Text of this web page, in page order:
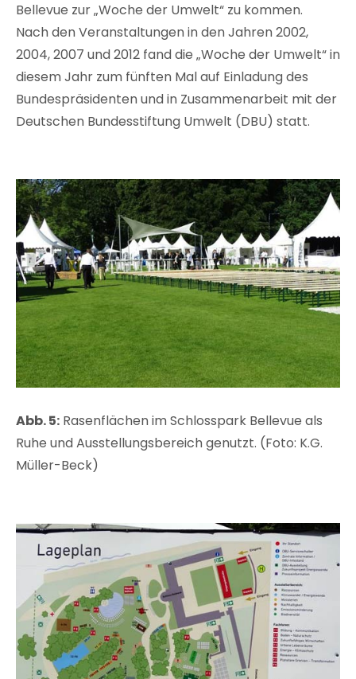
Bellevue zur „Woche der Umwelt“ zu kommen.
Nach den Veranstaltungen in den Jahren 2002,
2004, 2007 und 2012 fand die „Woche der Umwelt“ in
diesem Jahr zum fünften Mal auf Einladung des
Bundespräsidenten und in Zusammenarbeit mit der
Deutschen Bundesstiftung Umwelt (DBU) statt.
Abb. 5: Rasenflächen im Schlosspark Bellevue als
Ruhe und Ausstellungsbereich genutzt. (Foto: K.G.
Müller-Beck)